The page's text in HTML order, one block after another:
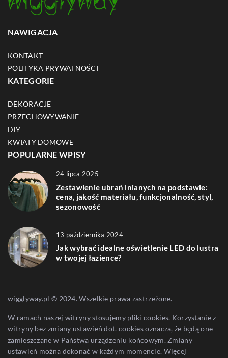
NAWIGACJA
KONTAKT
POLITYKA PRYWATNOŚCI
KATEGORIE
DEKORACJE
PRZECHOWYWANIE
DIY
KWIATY DOMOWE
POPULARNE WPISY
24 lipca 2025
Zestawienie ubrań lnianych na podstawie:
cena, jakość materiału, funkcjonalność, styl,
sezonowość
13 października 2024
Jak wybrać idealne oświetlenie LED do lustra
w twojej łazience?
wigglyway.pl © 2024. Wszelkie prawa zastrzeżone.
W ramach naszej witryny stosujemy pliki cookies. Korzystanie z
witryny bez zmiany ustawień dot. cookies oznacza, że będą one
zamieszczane w Państwa urządzeniu końcowym. Zmiany
ustawień można dokonać w każdym momencie. Więcej